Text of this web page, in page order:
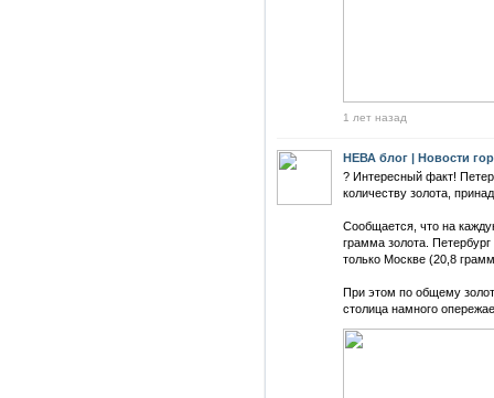
1 лет назад
НЕВА блог | Новости
? Интересный факт!
количеству золота,
Сообщается, что на
грамма золота.
только Москве (20,8
При этом по общему
столица намного